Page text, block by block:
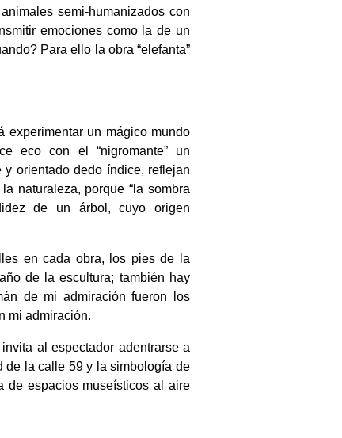
semi-humanizados con
emociones como la de un
Para ello la obra “elefanta”
experimentar un mágico mundo
eco con el “nigromante” un
y orientado dedo índice, reflejan
naturaleza, porque “la sombra
de un árbol, cuyo origen
en cada obra, los pies de la
de la escultura; también hay
de mi admiración fueron los
mi admiración.
al espectador adentrarse a
de la calle 59 y la simbología de
de espacios museísticos al aire